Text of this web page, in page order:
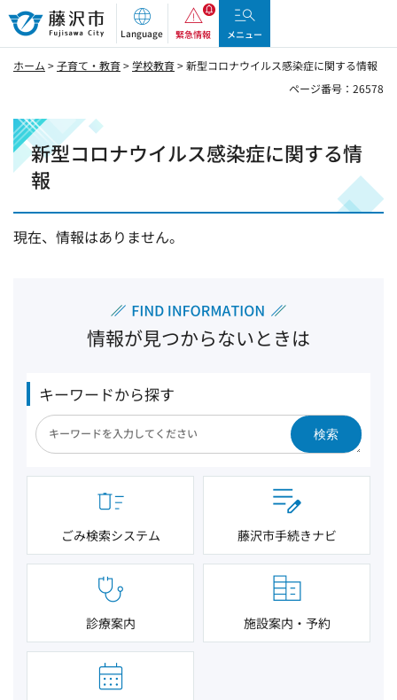
藤沢市
Language 緊急情報 メニュー
ホーム >子育て・教育>学校教育> 新型コロナウイルス感染症に関する情報
ページ番号：26578
新型コロナウイルス感染症に関する情
報
現在、情報はありません。
情報が見つからないときは
キーワードから探す
検索
ごみ検索システム 藤沢市手続きナビ
診療案内 施設案内・予約